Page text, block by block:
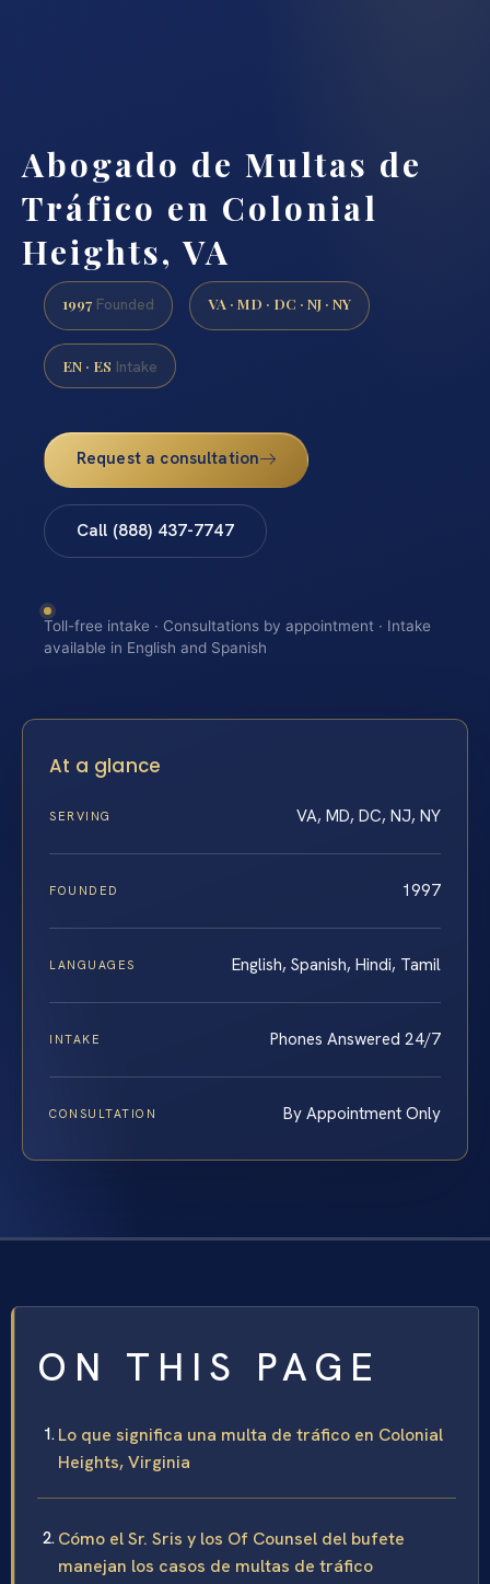
Abogado de Multas de
Tráfico en Colonial
Heights, VA
1997 Founded VA · MD · DC · NJ · NY
EN · ES Intake
Request a consultation
Call (888) 437-7747
Toll-free intake · Consultations by appointment · Intake
available in English and Spanish
At a glance
SERVING VA, MD, DC, NJ, NY
FOUNDED 1997
LANGUAGES English, Spanish, Hindi, Tamil
INTAKE Phones Answered 24/7
CONSULTATION By Appointment Only
ON THIS PAGE
Lo que significa una multa de tráfico en Colonial
Heights, Virginia
Cómo el Sr. Sris y los Of Counsel del bufete
manejan los casos de multas de tráfico